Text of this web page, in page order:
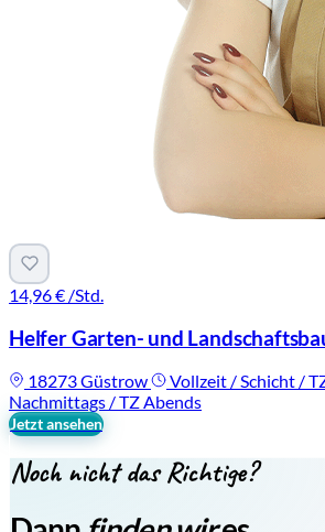
14,96 € /Std.
Helfer Garten- und
18273 Güstrow
Vollzeit / Schicht /
Nachmittags / TZ Abends
Jetzt ansehen
Noch nicht das Richtige?